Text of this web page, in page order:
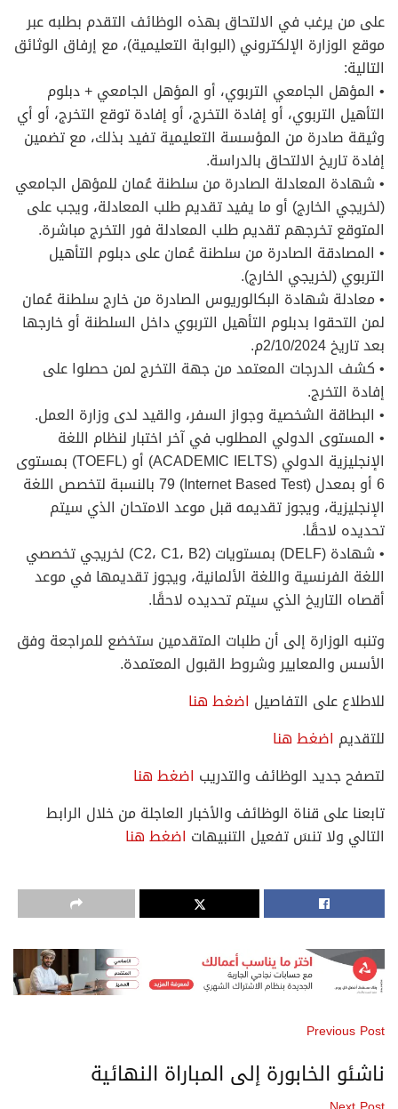
على من يرغب في الالتحاق بهذه الوظائف التقدم بطلبه عبر
موقع الوزارة الإلكتروني (البوابة التعليمية)، مع إرفاق الوثائق
التالية:
• المؤهل الجامعي التربوي، أو المؤهل الجامعي + دبلوم
التأهيل التربوي، أو إفادة التخرج، أو إفادة توقع التخرج، أو أي
وثيقة صادرة من المؤسسة التعليمية تفيد بذلك، مع تضمين
إفادة تاريخ الالتحاق بالدراسة.
• شهادة المعادلة الصادرة من سلطنة عُمان للمؤهل الجامعي
(لخريجي الخارج) أو ما يفيد تقديم طلب المعادلة، ويجب على
المتوقع تخرجهم تقديم طلب المعادلة فور التخرج مباشرة.
• المصادقة الصادرة من سلطنة عُمان على دبلوم التأهيل
التربوي (لخريجي الخارج).
• معادلة شهادة البكالوريوس الصادرة من خارج سلطنة عُمان
لمن التحقوا بدبلوم التأهيل التربوي داخل السلطنة أو خارجها
بعد تاريخ 2/10/2024م.
• كشف الدرجات المعتمد من جهة التخرج لمن حصلوا على
إفادة التخرج.
• البطاقة الشخصية وجواز السفر، والقيد لدى وزارة العمل.
• المستوى الدولي المطلوب في آخر اختبار لنظام اللغة
الإنجليزية الدولي (ACADEMIC IELTS) أو (TOEFL) بمستوى
6 أو بمعدل (Internet Based Test) 79 بالنسبة لتخصص اللغة
الإنجليزية، ويجوز تقديمه قبل موعد الامتحان الذي سيتم
تحديده لاحقًا.
• شهادة (DELF) بمستويات (C2، C1، B2) لخريجي تخصصي
اللغة الفرنسية واللغة الألمانية، ويجوز تقديمها في موعد
أقصاه التاريخ الذي سيتم تحديده لاحقًا.
وتنبه الوزارة إلى أن طلبات المتقدمين ستخضع للمراجعة وفق
الأسس والمعايير وشروط القبول المعتمدة.
للاطلاع على التفاصيلاضغط هنا
للتقديماضغط هنا
لتصفح جديد الوظائف والتدريباضغط هنا
تابعنا على قناة الوظائف والأخبار العاجلة من خلال الرابط
التالي ولا تنسَ تفعيل التنبيهاتاضغط هنا
Previous Post
ناشئو الخابورة إلى المباراة النهائية